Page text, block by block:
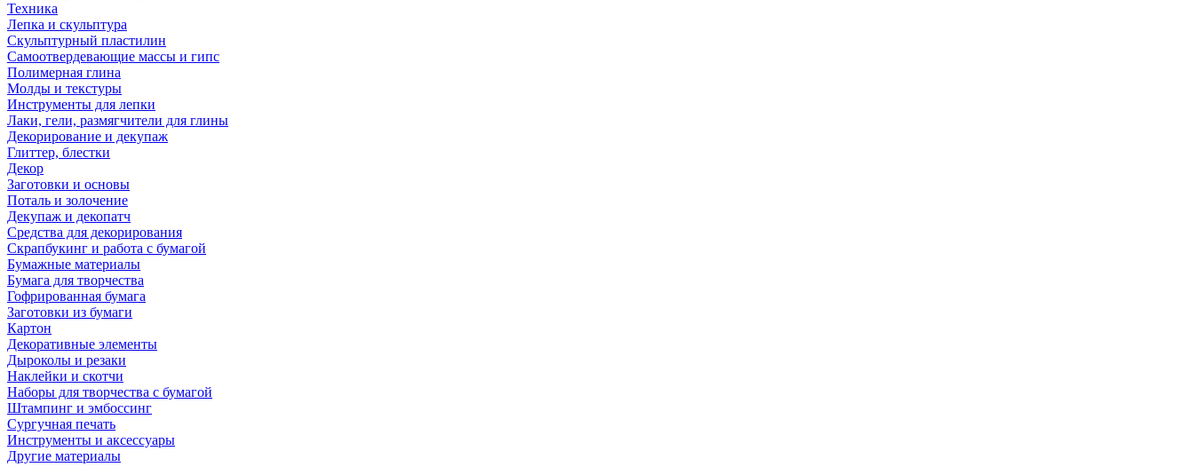
Техника
Лепка и скульптура
Скульптурный пластилин
Самоотвердевающие массы и гипс
Полимерная глина
Молды и текстуры
Инструменты для лепки
Лаки, гели, размягчители для глины
Декорирование и декупаж
Глиттер, блестки
Декор
Заготовки и основы
Поталь и золочение
Декупаж и декопатч
Средства для декорирования
Скрапбукинг и работа с бумагой
Бумажные материалы
Бумага для творчества
Гофрированная бумага
Заготовки из бумаги
Картон
Декоративные элементы
Дыроколы и резаки
Наклейки и скотчи
Наборы для творчества с бумагой
Штампинг и эмбоссинг
Сургучная печать
Инструменты и аксессуары
Другие материалы